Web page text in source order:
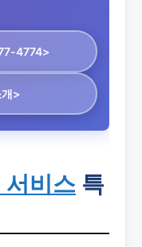
4774>
>
서비스 특